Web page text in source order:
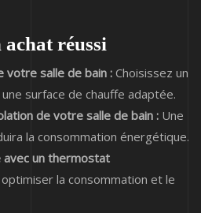
réussi
votre salle de bain : Choisissez un
surface de chauffe adaptée.
de votre salle de bain : Une
la consommation énergétique.
avec un thermostat
la consommation et le